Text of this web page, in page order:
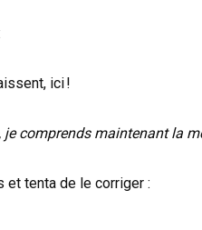
ici !
je comprends maintenant la
et tenta de le corriger :